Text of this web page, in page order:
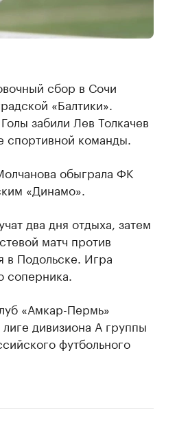
сбор в Сочи
«Балтики».
забили Лев Толкачев
команды.
обыграла ФК
«Динамо».
два дня отдыха, затем
матч против
в Подольске. Игра
«Амкар-Пермь»
дивизиона А группы
футбольного